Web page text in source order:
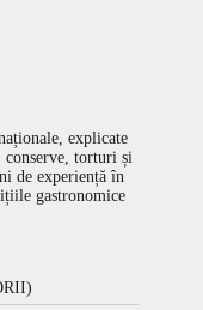
explicate
conserve, torturi și
de experiență în
gastronomice